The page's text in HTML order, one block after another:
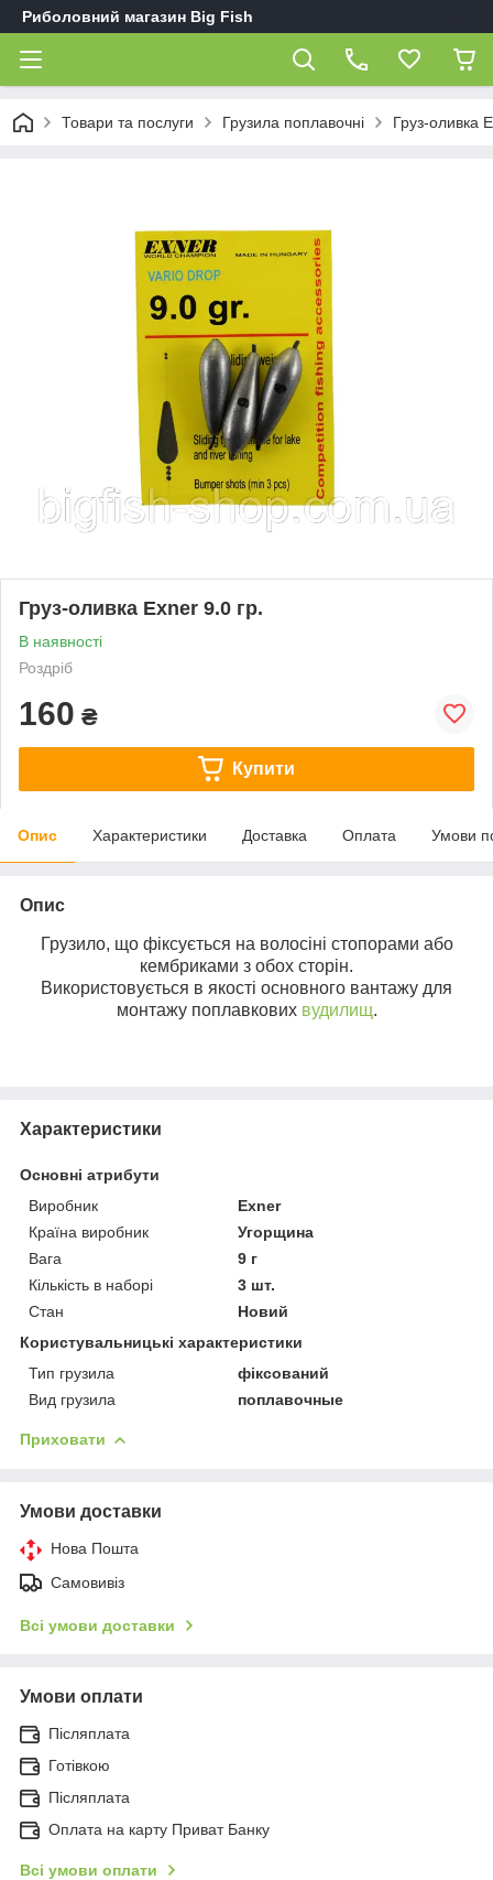
Риболовний магазин Big Fish
Товари та послуги Грузила поплавочні Груз-оливка
Груз-оливка Exner 9.0 гр.
В наявності
Роздріб
160 ₴
Купити
Опис Характеристики Доставка Оплата Умови
Опис
Грузило, що фіксується на волосіні стопорами або
кембриками з обох сторін.
Використовується в якості основного вантажу для
монтажу поплавкових вудилищ.
Характеристики
Основні атрибути
Виробник
Exner
Країна виробник
Угорщина
Вага
9 г
Кількість в наборі
3 шт.
Стан
Новий
Користувальницькі характеристики
Тип грузила
фіксований
Вид грузила
поплавочные
Приховати
Умови доставки
Нова Пошта
Самовивіз
Всі умови доставки
Умови оплати
Післяплата
Готівкою
Післяплата
Оплата на карту Приват Банку
Всі умови оплати